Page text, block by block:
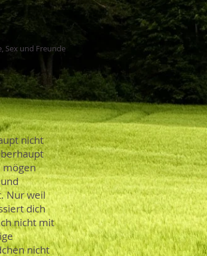
Sex und Freunde
nicht
mögen
Nur weil
dich
nicht mit
nicht